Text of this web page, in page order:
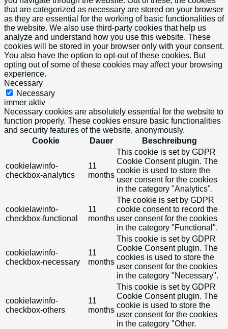
that are categorized as necessary are stored on your browser
as they are essential for the working of basic functionalities of
the website. We also use third-party cookies that help us
analyze and understand how you use this website. These
cookies will be stored in your browser only with your consent.
You also have the option to opt-out of these cookies. But
opting out of some of these cookies may affect your browsing
experience.
Necessary
Necessary
immer aktiv
Necessary cookies are absolutely essential for the website to
function properly. These cookies ensure basic functionalities
and security features of the website, anonymously.
Cookie
Dauer Beschreibung
cookielawinfo-
checkbox-analytics
11
months
This cookie is set by GDPR
Cookie Consent plugin. The
cookie is used to store the
user consent for the cookies
in the category "Analytics".
cookielawinfo-
checkbox-functional
11
months
The cookie is set by GDPR
cookie consent to record the
user consent for the cookies
in the category "Functional".
cookielawinfo-
checkbox-necessary
11
months
This cookie is set by GDPR
Cookie Consent plugin. The
cookies is used to store the
user consent for the cookies
in the category "Necessary".
cookielawinfo-
checkbox-others
11
months
This cookie is set by GDPR
Cookie Consent plugin. The
cookie is used to store the
user consent for the cookies
in the category "Other.